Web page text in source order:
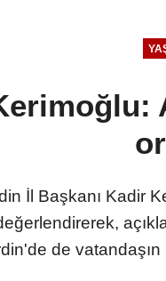
İl Başkanı Kadir
de